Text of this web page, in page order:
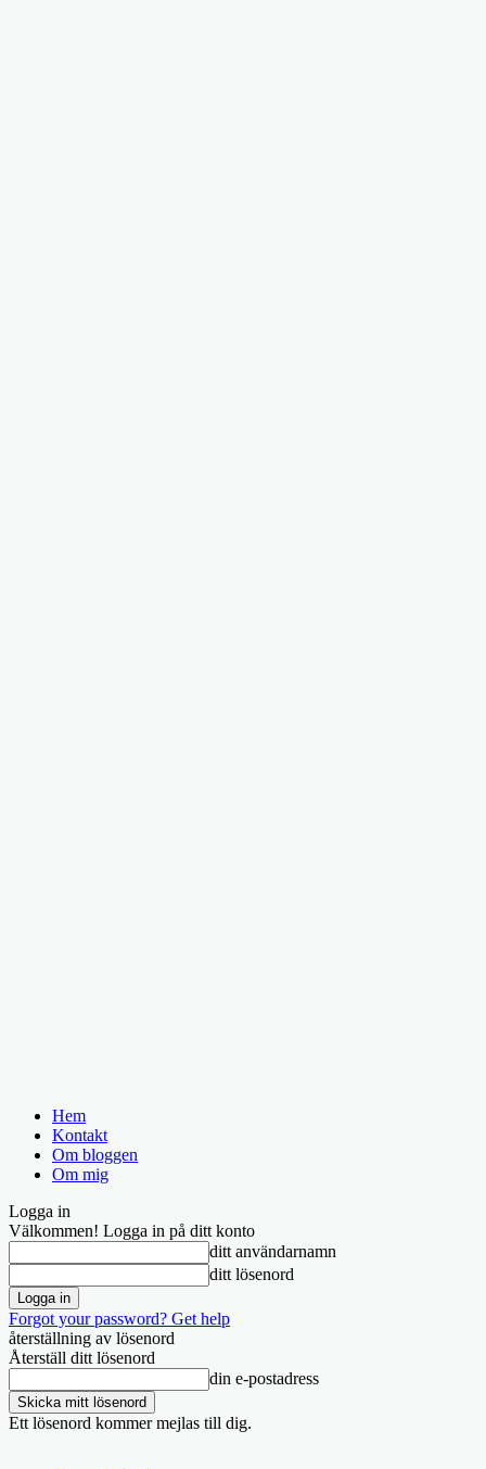
Hem
Kontakt
Om bloggen
Om mig
Logga in
Välkommen! Logga in på ditt konto
ditt användarnamn
ditt lösenord
Forgot your password? Get help
återställning av lösenord
Återställ ditt lösenord
din e-postadress
Ett lösenord kommer mejlas till dig.